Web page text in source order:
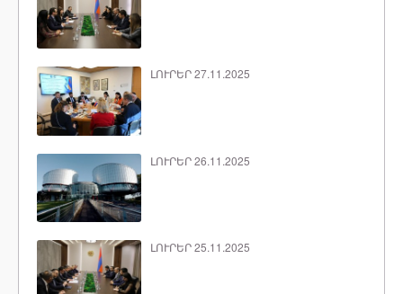
ԼՈՒՐԵՐ 27.11.2025
ԼՈՒՐԵՐ 26.11.2025
ԼՈՒՐԵՐ 25.11.2025